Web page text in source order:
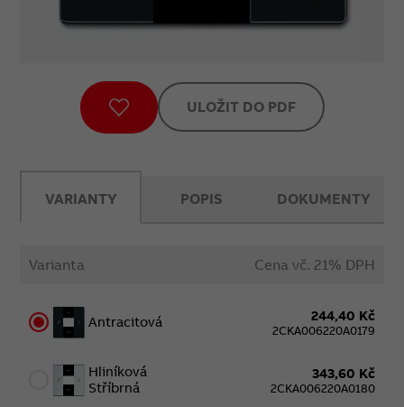
ULOŽIT DO PDF
VARIANTY
Varianta Cena vč. 21% DPH
Antracitová 244,40 Kč
2CKA006220A0179
Hliníková
Stříbrná
343,60 Kč
2CKA006220A0180
POPIS DOKUMENTY